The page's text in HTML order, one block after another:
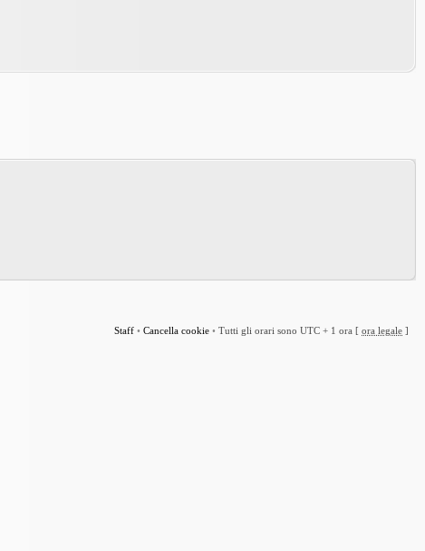
Staff • Cancella cookie • Tutti gli orari sono UTC + 1 ora [ ora legale ]